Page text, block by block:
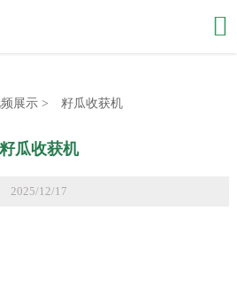

展示> 籽瓜收获机
籽瓜收获机
2025/12/17